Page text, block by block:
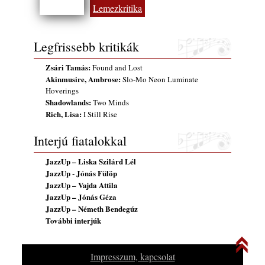
2026. július 31.
gyermekeik – 42. rész: Vörös László +
Vörösné Strausz Eszter + Vörös Bence
2026. július 30.
The Next Generation — 11. rész: Horváth
Szabolcs
2026. július 25.
2026. július 25.
FREE JAZZ ALBUMS 2026 - 134. rész
2026. július 16.
A free jazz kiemelkedő alakjai - 79. rész:
Marion Brown
2026. július 13.
Lemezkritika
Legfrissebb kritikák
Zsári Tamás:Found and Lost
Akinmusire, Ambrose:Slo-Mo Neon Luminate
Hoverings
Shadowlands:Two Minds
Rich, Lisa:I Still Rise
Interjú fiatalokkal
JazzUp – Liska Szilárd Lél
JazzUp - Jónás Fülöp
JazzUp – Vajda Attila
JazzUp – Jónás Géza
JazzUp – Németh Bendegúz
További interjúk
Impresszum, kapcsolat